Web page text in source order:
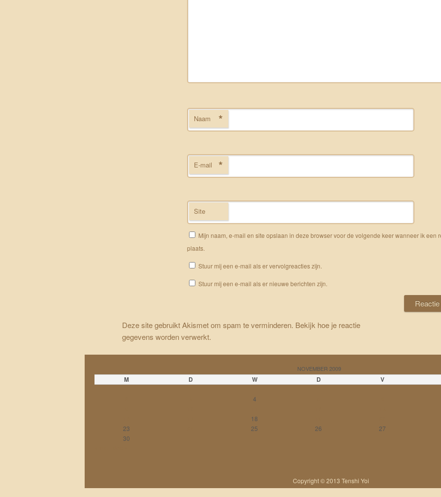
Naam *
E-mail *
Site
Mijn naam, e-mail en site opslaan in deze browser voor de volgende keer wanneer ik een
plaats.
Stuur mij een e-mail als er vervolgreacties zijn.
Stuur mij een e-mail als er nieuwe berichten zijn.
Deze site gebruikt Akismet om spam te verminderen. Bekijk hoe je reactie
gegevens worden verwerkt.
NOVEMBER 2009
M D W D V
4
18
23 25 26 27
30
Copyright © 2013 Tenshi Yoi